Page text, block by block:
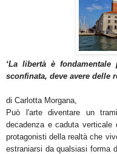
‘La libertà è
sconfinata, deve avere delle
di Carlotta Morgana,
Può l'arte diventare un
decadenza e caduta
protagonisti della realtà che
estraniarsi da qualsiasi forma